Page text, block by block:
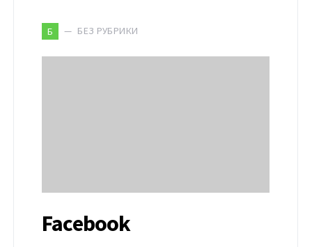
Б БЕЗ РУБРИКИ
Facebook